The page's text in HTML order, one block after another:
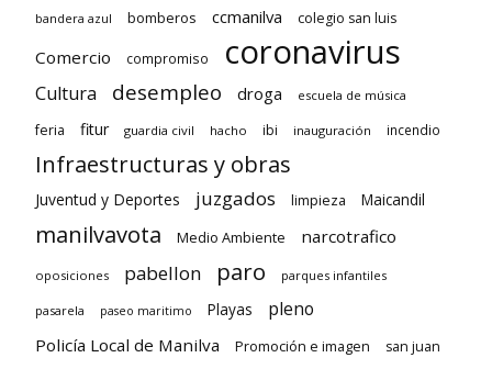
bandera azul bomberos ccmanilva colegio san luis
Comercio compromiso coronavirus
Cultura desempleo droga escuela de música
feria fitur guardia civil hacho ibi inauguración incendio
Infraestructuras y obras
Juventud y Deportes juzgados limpieza Maicandil
manilvavota Medio Ambiente narcotrafico
oposiciones pabellon paro parques infantiles
pasarela paseo maritimo Playas pleno
Policía Local de Manilva Promoción e imagen san juan